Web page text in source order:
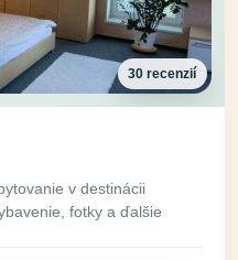
30 recenzií
v destinácii
fotky a ďalšie